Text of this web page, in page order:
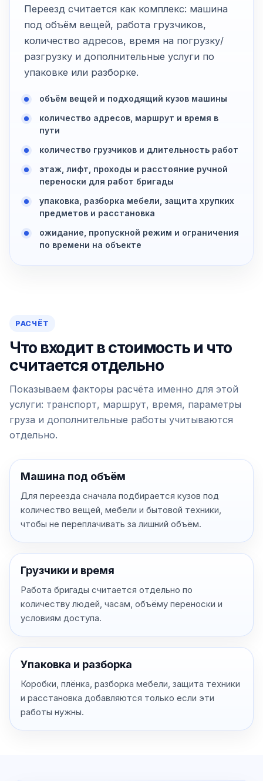
Переезд считается как комплекс: машина
под объём вещей, работа грузчиков,
количество адресов, время на погрузку/
разгрузку и дополнительные услуги по
упаковке или разборке.
объём вещей и подходящий кузов машины
количество адресов, маршрут и время в
пути
количество грузчиков и длительность работ
этаж, лифт, проходы и расстояние ручной
переноски для работ бригады
упаковка, разборка мебели, защита хрупких
предметов и расстановка
ожидание, пропускной режим и ограничения
по времени на объекте
РАСЧЁТ
Что входит в стоимость и что
считается отдельно
Показываем факторы расчёта именно для этой
услуги: транспорт, маршрут, время, параметры
груза и дополнительные работы учитываются
отдельно.
Машина под объём
Для переезда сначала подбирается кузов под
количество вещей, мебели и бытовой техники,
чтобы не переплачивать за лишний объём.
Грузчики и время
Работа бригады считается отдельно по
количеству людей, часам, объёму переноски и
условиям доступа.
Упаковка и разборка
Коробки, плёнка, разборка мебели, защита техники
и расстановка добавляются только если эти
работы нужны.